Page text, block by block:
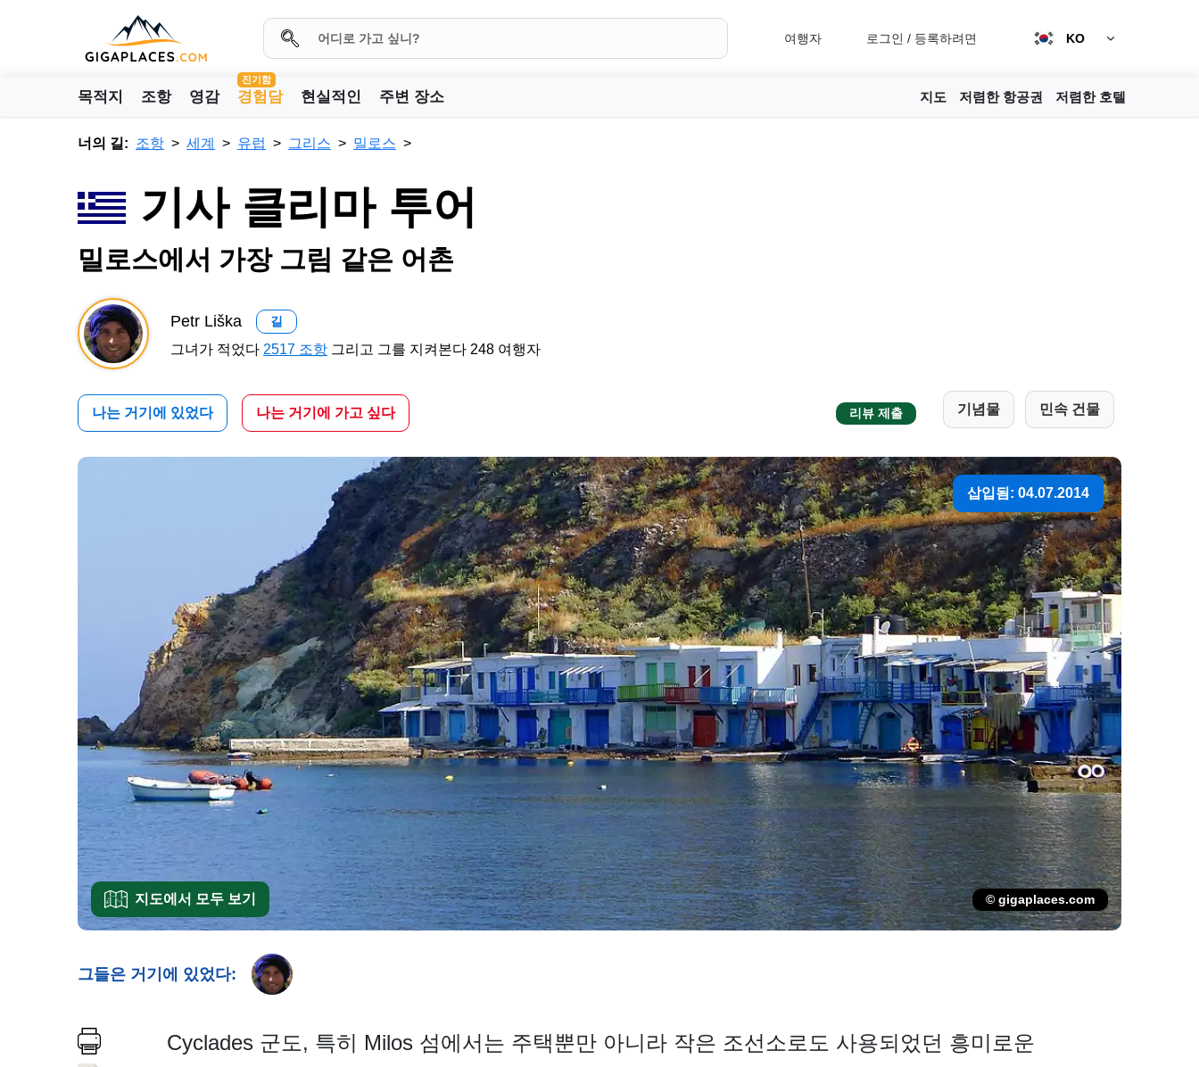
여행자 로그인 / 등록하려면 KO
목적지 조항 영감
진기함
경험담 현실적인 주변 장소 지도 저렴한 항공권 저렴한 호텔
너의 길: 조항 세계 유럽 그리스 밀로스
기사 클리마 투어
밀로스에서 가장 그림 같은 어촌
Petr Liška 길
그녀가 적었다 2517 조항 그리고 그를 지켜본다 248 여행자
나는 거기에 있었다 나는 거기에 가고 싶다 리뷰 제출 기념물 민속 건물
삽입됨: 04.07.2014
지도에서 모두 보기 © gigaplaces.com
그들은 거기에 있었다:
Cyclades 군도, 특히 Milos 섬에서는 주택뿐만 아니라 작은 조선소로도 사용되었던 흥미로운